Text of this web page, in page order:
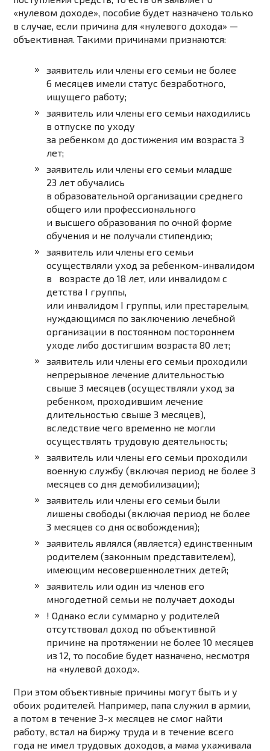
«нулевом доходе», пособие будет назначено только
в случае, если причина для «нулевого дохода» —
объективная. Такими причинами признаются:
заявитель или члены его семьи не более
6 месяцев имели статус безработного,
ищущего работу;
заявитель или члены его семьи находились
в отпуске по уходу
за ребенком до достижения им возраста 3
лет;
заявитель или члены его семьи младше
23 лет обучались
в образовательной организации среднего
общего или профессионального
и высшего образования по очной форме
обучения и не получали стипендию;
заявитель или члены его семьи
осуществляли уход за ребенком-инвалидом
в возрасте до 18 лет, или инвалидом с
детства I группы,
или инвалидом I группы, или престарелым,
нуждающимся по заключению лечебной
организации в постоянном постороннем
уходе либо достигшим возраста 80 лет;
заявитель или члены его семьи проходили
непрерывное лечение длительностью
свыше 3 месяцев (осуществляли уход за
ребенком, проходившим лечение
длительностью свыше 3 месяцев),
вследствие чего временно не могли
осуществлять трудовую деятельность;
заявитель или члены его семьи проходили
военную службу (включая период не более 3
месяцев со дня демобилизации);
заявитель или члены его семьи были
лишены свободы (включая период не более
3 месяцев со дня освобождения);
заявитель являлся (является) единственным
родителем (законным представителем),
имеющим несовершеннолетних детей;
заявитель или один из членов его
многодетной семьи не получает доходы
! Однако если суммарно у родителей
отсутствовал доход по объективной
причине на протяжении не более 10 месяцев
из 12, то пособие будет назначено, несмотря
на «нулевой доход».
При этом объективные причины могут быть и у
обоих родителей. Например, папа служил в армии,
а потом в течение 3-х месяцев не смог найти
работу, встал на биржу труда и в течение всего
года не имел трудовых доходов, а мама ухаживала